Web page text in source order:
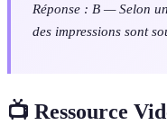
Réponse : B — Selon
des impressions sont
📺 Ressource